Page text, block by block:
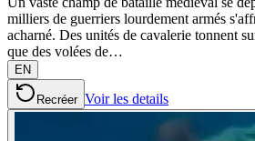
milliers de guerriers lourdement armés
acharné. Des unités de cavalerie tonnent
que des volées de…
EN
Recréer Voir les details